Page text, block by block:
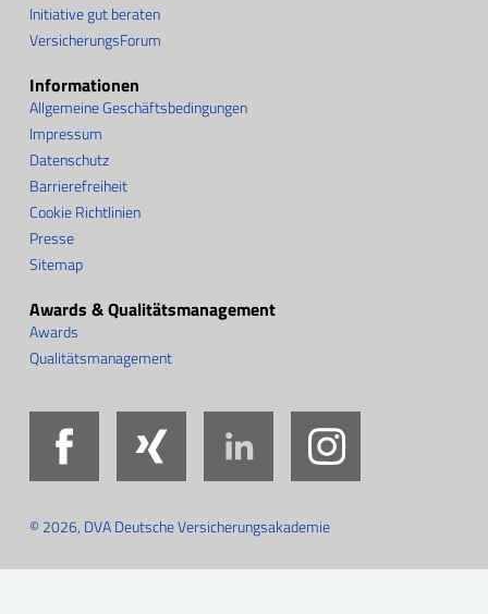
Informationen
Allgemeine Geschäftsbedingungen
Impressum
Datenschutz
Barrierefreiheit
Cookie Richtlinien
Presse
Sitemap
Initiative gut beraten
VersicherungsForum
Awards & Qualitätsmanagement
Awards
Qualitätsmanagement
Facebook
Xing LinkedIn
© 2026, DVA Deutsche Versicherungsakademie